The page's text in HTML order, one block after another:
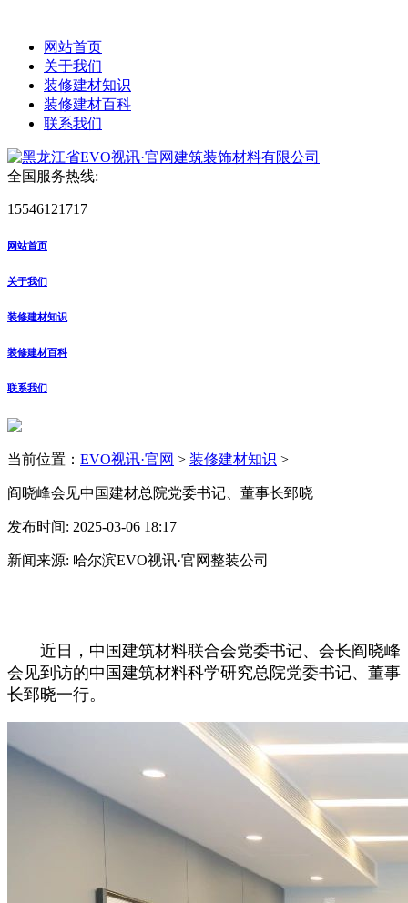
网站首页
关于我们
装修建材知识
装修建材百科
联系我们
全国服务热线:
15546121717
网站首页
关于我们
装修建材知识
装修建材百科
联系我们
当前位置： EVO视讯·官网 > 装修建材知识 >
阎晓峰会见中国建材总院党委书记、董事长郅晓
发布时间: 2025-03-06 18:17
新闻来源: 哈尔滨EVO视讯·官网整装公司
近日，中国建筑材料联合会党委书记、会长阎晓峰
会见到访的中国建筑材料科学研究总院党委书记、董事
长郅晓一行。